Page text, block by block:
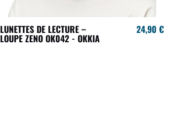
LUNETTES DE LECTURE –
LOUPE ZENO OK042 - OKKIA
24,90 €